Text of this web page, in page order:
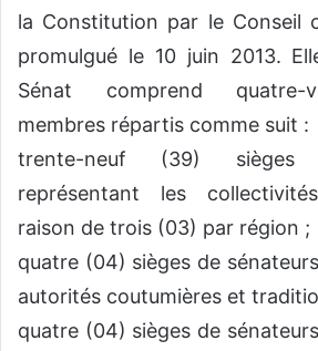
la Constitution par le Conseil
promulgué le 10 juin 2013.
Sénat comprend quatre-
membres répartis comme suit :
trente-neuf (39) sièges
représentant les
raison de trois (03) par région ;
quatre (04) sièges de
autorités coutumières et
quatre (04) sièges de